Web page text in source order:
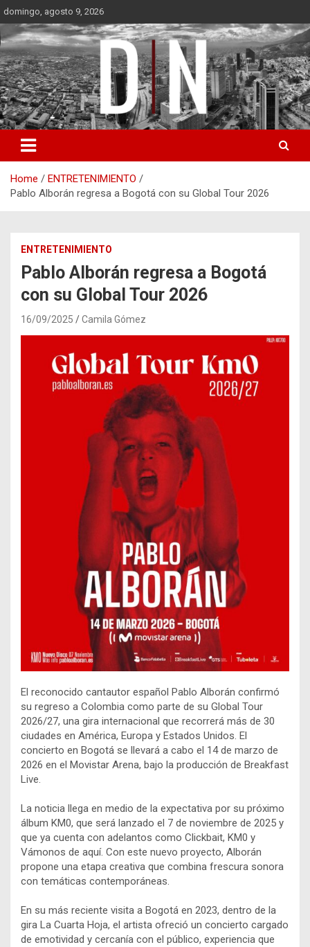
Skip
to
content
domingo, agosto 9, 2026
Diámetro Noticias
Home
ENTRETENIMIENTO
Pablo Alborán regresa a Bogotá con su Global Tour 2026
ENTRETENIMIENTO
Pablo Alborán regresa a Bogotá
con su Global Tour 2026
16/09/2025 Camila Gómez
El reconocido cantautor español Pablo Alborán confirmó
su regreso a Colombia como parte de su Global Tour
2026/27, una gira internacional que recorrerá más de 30
ciudades en América, Europa y Estados Unidos. El
concierto en Bogotá se llevará a cabo el 14 de marzo de
2026 en el Movistar Arena, bajo la producción de Breakfast
Live.
La noticia llega en medio de la expectativa por su próximo
álbum KM0, que será lanzado el 7 de noviembre de 2025 y
que ya cuenta con adelantos como Clickbait, KM0 y
Vámonos de aquí. Con este nuevo proyecto, Alborán
propone una etapa creativa que combina frescura sonora
con temáticas contemporáneas.
En su más reciente visita a Bogotá en 2023, dentro de la
gira La Cuarta Hoja, el artista ofreció un concierto cargado
de emotividad y cercanía con el público, experiencia que